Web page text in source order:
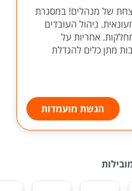
של מנהלים! במסגרת
ניהול העובדים
אחריות על
מתן כלים להגדלת
הגשת מועמדות